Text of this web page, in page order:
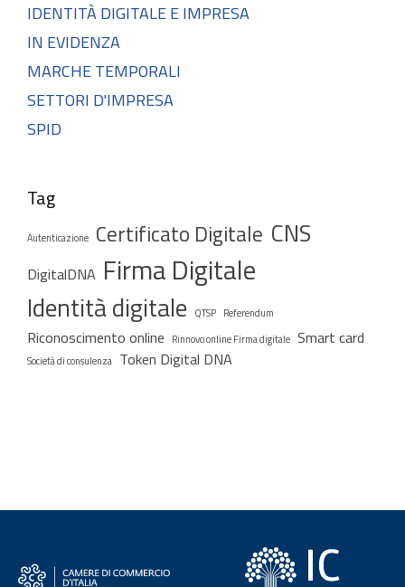
IDENTITÀ DIGITALE E IMPRESA
IN EVIDENZA
MARCHE TEMPORALI
SETTORI D'IMPRESA
SPID
Tag
Autenticazione Certificato Digitale CNS
DigitalDNA Firma Digitale
Identità digitale QTSP Referendum
Riconoscimento online Rinnovo online Firma digitale Smart card
Società di consulenza Token Digital DNA